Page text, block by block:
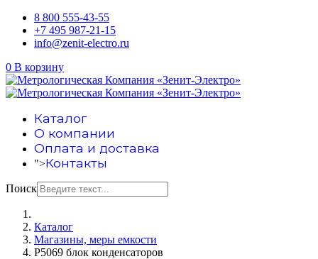
8 800 555-43-55
+7 495 987-21-15
info@zenit-electro.ru
0 В корзину
Каталог
О компании
Оплата и доставка
">Контакты
Поиск
Каталог
Магазины, меры емкости
Р5069 блок конденсаторов